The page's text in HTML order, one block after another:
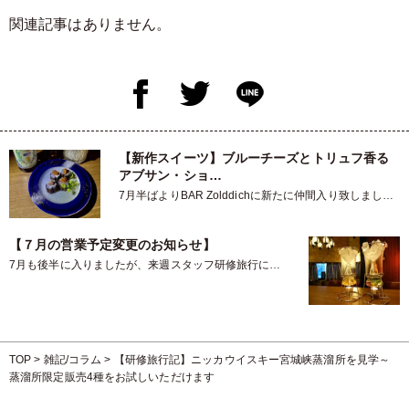
関連記事はありません。
【新作スイーツ】ブルーチーズとトリュフ香る
アブサン・ショ…
7月半ばよりBAR Zolddichに新たに仲間入り致しました
【７月の営業予定変更のお知らせ】
7月も後半に入りましたが、来週スタッフ研修旅行によ
TOP > 雑記/コラム >
【研修旅行記】ニッカウイスキー宮城峡蒸溜所を見学～
蒸溜所限定販売4種をお試しいただけます